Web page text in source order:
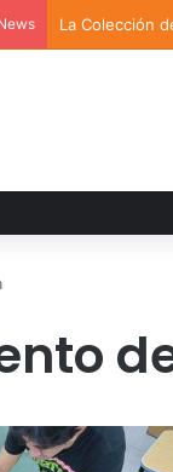
La Colección